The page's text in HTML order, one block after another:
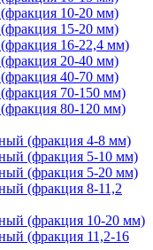
10-20 мм)
15-20 мм)
16-22,4 мм)
20-40 мм)
40-70 мм)
70-150 мм)
80-120 мм)
(фракция 4-8 мм)
(фракция 5-10 мм)
(фракция 5-20 мм)
(фракция 8-11,2
(фракция 10-20 мм)
(фракция 11,2-16